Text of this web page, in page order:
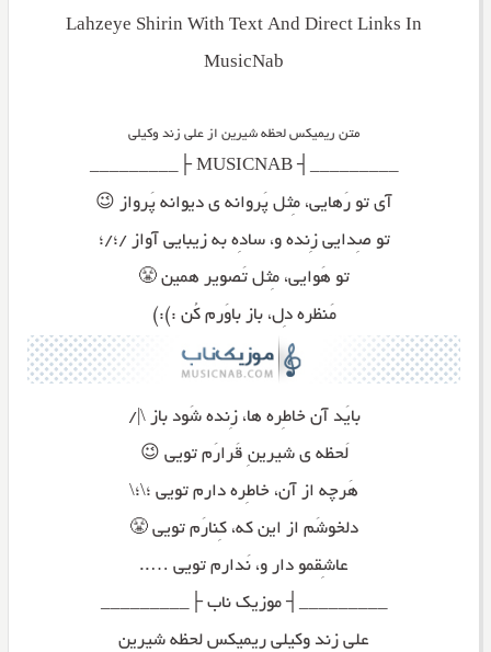
Lahzeye Shirin With Text And Direct Links In
MusicNab
متن ریمیکس لحظه شیرین از علی زند وکیلی
_________┤ MUSICNAB ├_________
آی تو رَهایی، مِثل پَروانه ی دیوانه پَرواز 😉
تو صِدایی زِنده و، سادِه به زیبایی آواز /؛/؛
تو هَوایی، مِثل تَصویر همین 😤
مَنظره دِل، باز باوَرم کُن :):)
بایَد آن خاطِره ها، زِنده شَود باز \|/
لَحظه ی شیرینِ قَرارَم تویی 😉
هَرچه از آن، خاطِره دارم تویی ؛\؛\
دلخوشَم از این که، کِنارَم تویی 😤
عاشِقمو دار و، نَدارم تویی …..
_________┤ موزیک ناب ├_________
علی زند وکیلی ریمیکس لحظه شیرین